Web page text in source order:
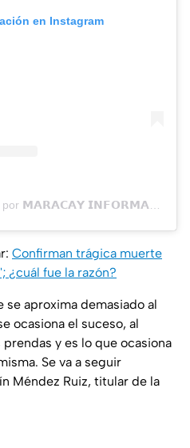
en Instagram
Confirman trágica muerte
¿cuál fue la razón?
se aproxima demasiado al
ocasiona el suceso, al
y es lo que ocasiona
Se va a seguir
Méndez Ruiz, titular de la